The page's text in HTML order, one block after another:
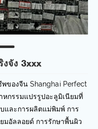
งจัง 3xxx
ของจีน Shanghai Perfect
หกรรมแปรรูปอะลูมิเนียมที่
และการผลิตแม่พิมพ์ การ
อัลลอยด์ การรักษาพื้นผิว